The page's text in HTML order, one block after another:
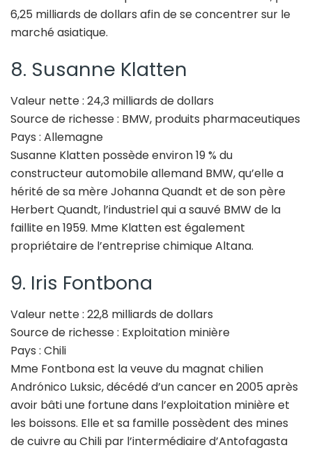
6,25 milliards de dollars afin de se concentrer sur le
marché asiatique.
8. Susanne Klatten
Valeur nette : 24,3 milliards de dollars
Source de richesse : BMW, produits pharmaceutiques
Pays : Allemagne
Susanne Klatten possède environ 19 % du
constructeur automobile allemand BMW, qu’elle a
hérité de sa mère Johanna Quandt et de son père
Herbert Quandt, l’industriel qui a sauvé BMW de la
faillite en 1959. Mme Klatten est également
propriétaire de l’entreprise chimique Altana.
9. Iris Fontbona
Valeur nette : 22,8 milliards de dollars
Source de richesse : Exploitation minière
Pays : Chili
Mme Fontbona est la veuve du magnat chilien
Andrónico Luksic, décédé d’un cancer en 2005 après
avoir bâti une fortune dans l’exploitation minière et
les boissons. Elle et sa famille possèdent des mines
de cuivre au Chili par l’intermédiaire d’Antofagasta